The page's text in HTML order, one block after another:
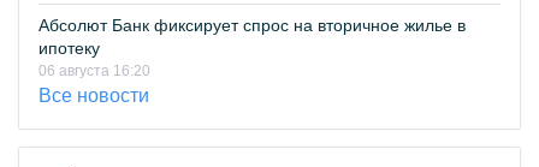
Абсолют Банк фиксирует спрос на вторичное жилье в
ипотеку
06 августа 16:20
Все новости